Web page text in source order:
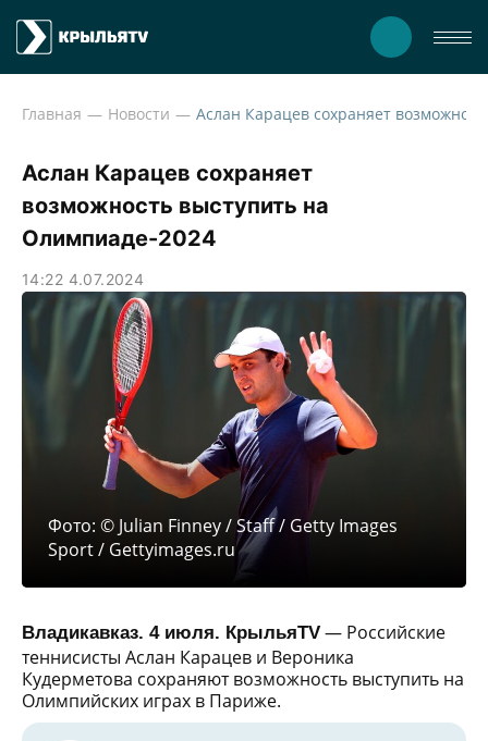
Главная Новости
Аслан Карацев сохраняет
возможность выступить на
Олимпиаде-2024
14:22 4.07.2024
Фото: © Julian Finney / Staff / Getty Images
Sport / Gettyimages.ru
Владикавказ. 4 июля. КрыльяTV — Российские
теннисисты Аслан Карацев и Вероника
Кудерметова сохраняют возможность выступить на
Олимпийских играх в Париже.